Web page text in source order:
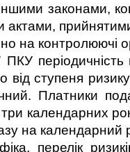
законами,
на контролюючі
періодичність
ступеня
Платники
календарних
на календарний